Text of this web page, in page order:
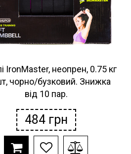
IronMaster, неопрен, 0.75 кг
чорно/бузковий. Знижка
від 10 пар.
484грн